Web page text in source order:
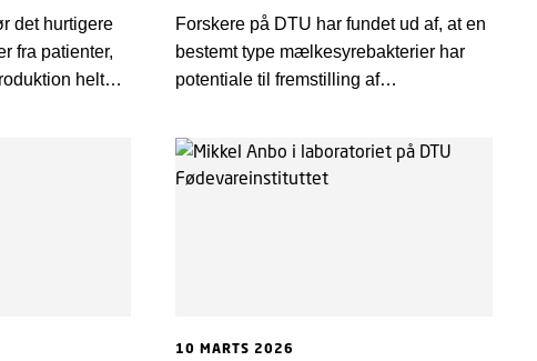
det hurtigere
fra patienter,
helt
flere
i 2025,
Forskere på DTU har fundet ud af, at en
bestemt type mælkesyrebakterier har
potentiale til fremstilling af
Mælkesyrebakterierne kan også
hæmme potentielt skadelige bakterier
og hjælpe med at nedbryde uønskede
10 MARTS 2026